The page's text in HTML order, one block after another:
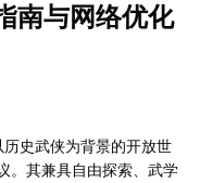
南与网络优化
历史武侠为背景的开放世
。其兼具自由探索、武学